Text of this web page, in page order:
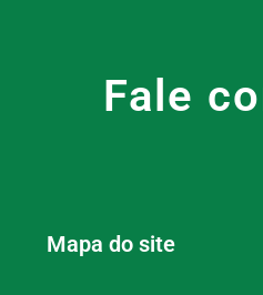
Fale
Mapa do site